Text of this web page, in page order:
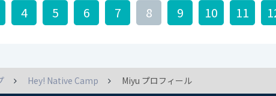
4 5 6 7 8 9 10 11
Hey! Native Camp Miyu プロフィール